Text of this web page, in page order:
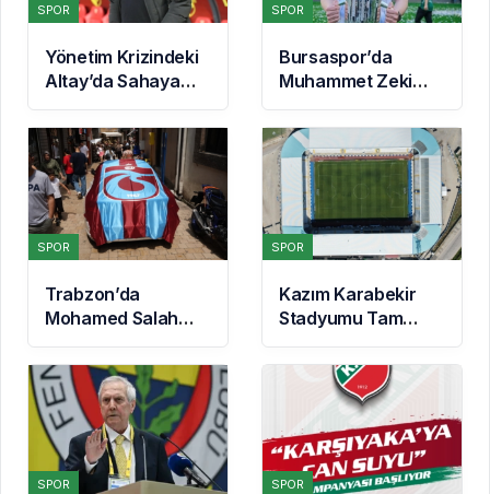
SPOR
Yönetim Krizindeki
Altay’da Sahaya
İniş Zamanı: Siyah-
Beyazlılar Topbaşı
Yapıyor
SPOR
Bursaspor’da
Muhammet Zeki
Dursun’un
Sözleşmesi Uzatıldı
ve Boluspor’a
Kiralandı
SPOR
Trabzon’da
Mohamed Salah
Heyecanı:
Taraftarlar
Mağazalara Akın
Etti
SPOR
Kazım Karabekir
Stadyumu Tam
Kapasite Açılıyor:
Erzurumspor’un İlk
Konuğu
Galatasaray
SPOR SPOR